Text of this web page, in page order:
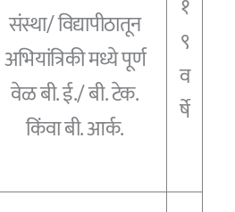
संस्था/ विद्यापीठातून
अभियांत्रिकी मध्ये पूर्ण
वेळ बी. ई./ बी. टेक.
किंवा बी. आर्क.
१
९
व
र्षे